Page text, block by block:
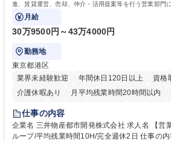
進、賃貸運営、売却、仲介・活用提案等を行う営業部門
ます。
月給
30万9500円～43万4000円
勤務地
東京都港区
業界未経験歓迎
年間休日120日以上
資格
介護休暇あり
月平均残業時間20時間以内
在宅OK
賞与あり
駅近5分以内
土日祝休み 寮・社宅あり
仕事の内容
企業名 三井物産都市開発株式会社 求人名 【営業事務】業務職/三井物産グ
ループ/平均残業時間10H/完全週休2日 仕事の内容 オフィスビル、賃貸マ